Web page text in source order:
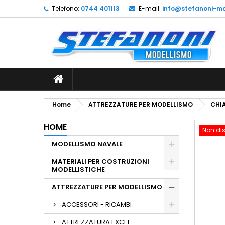
Telefono: 0744 401113 E-mail: info@stefanoni-
Home ATTREZZATURE PER MODELLISMO
HOME
MODELLISMO NAVALE
MATERIALI PER COSTRUZIONI
MODELLISTICHE
ATTREZZATURE PER MODELLISMO
ACCESSORI - RICAMBI
ATTREZZATURA EXCEL
Non